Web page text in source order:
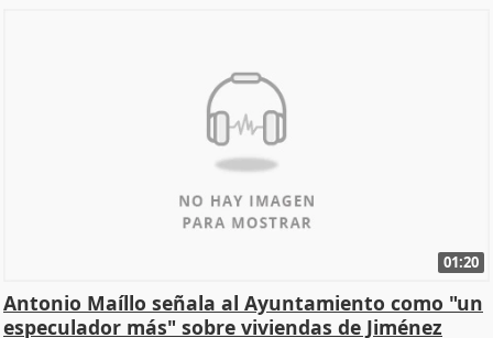
01:20
Antonio Maíllo señala al Ayuntamiento como "un
especulador más" sobre viviendas de Jiménez